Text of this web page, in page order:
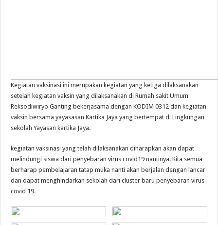
Kegiatan vaksinasi ini merupakan kegiatan yang ketiga dilaksanakan
setelah kegiatan vaksin yang dilaksanakan di Rumah sakit Umum
Reksodiwiryo Ganting bekerjasama dengan KODIM 0312 dan kegiatan
vaksin bersama yayasasan Kartika Jaya yang bertempat di Lingkungan
sekolah Yayasan kartika Jaya.
kegiatan vaksinasi yang telah dilaksanakan diharapkan akan dapat
melindungi siswa dari penyebaran virus covid19 nantinya. Kita semua
berharap pembelajaran tatap muka nanti akan berjalan dengan lancar
dan dapat menghindarkan sekolah dari cluster baru penyebaran virus
covid 19.